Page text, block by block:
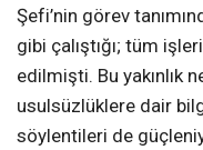
Şefi’nin görev
gibi çalıştığı; tüm
edilmişti. Bu yakınlık
usulsüzlüklere dair
söylentileri de